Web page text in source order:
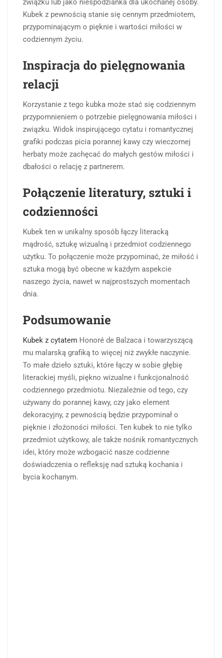
związku lub jako niespodzianka dla ukochanej osoby.
Kubek z pewnością stanie się cennym przedmiotem,
przypominającym o pięknie i wartości miłości w
codziennym życiu.
Inspiracja do pielęgnowania
relacji
Korzystanie z tego kubka może stać się codziennym
przypomnieniem o potrzebie pielęgnowania miłości i
związku. Widok inspirującego cytatu i romantycznej
grafiki podczas picia porannej kawy czy wieczornej
herbaty może zachęcać do małych gestów miłości i
dbałości o relację z partnerem.
Połączenie literatury, sztuki i
codzienności
Kubek ten w unikalny sposób łączy literacką
mądrość, sztukę wizualną i przedmiot codziennego
użytku. To połączenie może przypominać, że miłość i
sztuka mogą być obecne w każdym aspekcie
naszego życia, nawet w najprostszych momentach
dnia.
Podsumowanie
Kubek z cytatem Honoré de Balzaca i towarzyszącą
mu malarską grafiką to więcej niż zwykłe naczynie.
To małe dzieło sztuki, które łączy w sobie głębię
literackiej myśli, piękno wizualne i funkcjonalność
codziennego przedmiotu. Niezależnie od tego, czy
używany do porannej kawy, czy jako element
dekoracyjny, z pewnością będzie przypominał o
pięknie i złożoności miłości. Ten kubek to nie tylko
przedmiot użytkowy, ale także nośnik romantycznych
idei, który może wzbogacić nasze codzienne
doświadczenia o refleksję nad sztuką kochania i
bycia kochanym.